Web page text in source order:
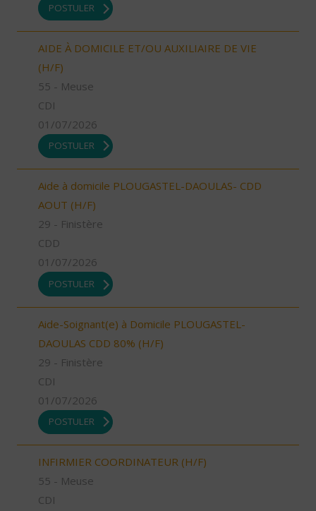
POSTULER
AIDE À DOMICILE ET/OU AUXILIAIRE DE VIE
(H/F)
55 - Meuse
CDI
01/07/2026
POSTULER
Aide à domicile PLOUGASTEL-DAOULAS- CDD
AOUT (H/F)
29 - Finistère
CDD
01/07/2026
POSTULER
Aide-Soignant(e) à Domicile PLOUGASTEL-
DAOULAS CDD 80% (H/F)
29 - Finistère
CDI
01/07/2026
POSTULER
INFIRMIER COORDINATEUR (H/F)
55 - Meuse
CDI